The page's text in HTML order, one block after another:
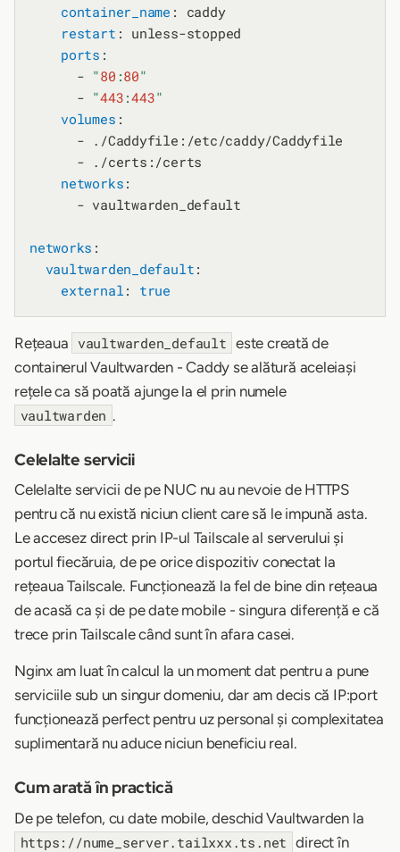
container_name : caddy
restart : unless-stopped
ports :
      -
"80 :80"
      -
"443 :443"
volumes :
      - ./Caddyfile:/etc/caddy/Caddyfile
      - ./certs:/certs
networks :
      - vaultwarden_default
networks :
vaultwarden_default :
external: true
Rețeaua vaultwarden_default este creată de
containerul Vaultwarden - Caddy se alătură aceleiași
rețele ca să poată ajunge la el prin numele
vaultwarden .
Celelalte servicii
Celelalte servicii de pe NUC nu au nevoie de HTTPS
pentru că nu există niciun client care să le impună asta.
Le accesez direct prin IP-ul Tailscale al serverului și
portul fiecăruia, de pe orice dispozitiv conectat la
rețeaua Tailscale. Funcționează la fel de bine din rețeaua
de acasă ca și de pe date mobile - singura diferență e că
trece prin Tailscale când sunt în afara casei.
Nginx am luat în calcul la un moment dat pentru a pune
serviciile sub un singur domeniu, dar am decis că IP:port
funcționează perfect pentru uz personal și complexitatea
suplimentară nu aduce niciun beneficiu real.
Cum arată în practică
De pe telefon, cu date mobile, deschid Vaultwarden la
https://nume_server.tailxxx.ts.net direct în